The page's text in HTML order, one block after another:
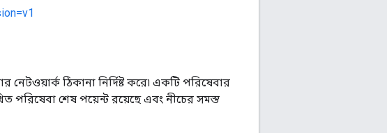
ঠিকানা নির্দিষ্ট করে৷ একটি পরিষেবার
পরিষেবা শেষ পয়েন্ট রয়েছে এবং নীচের সমস্ত